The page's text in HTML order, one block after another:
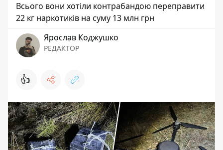
Всього вони хотіли контрабандою переправити
22 кг наркотиків на суму 13 млн грн
Ярослав Коджушко
РЕДАКТОР
👍